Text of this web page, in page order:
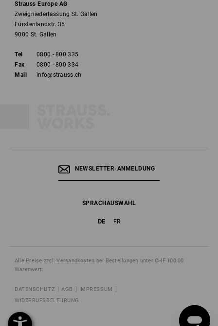
Strauss Europe AG
Zweigniederlassung St. Gallen
Fürstenlandstr. 35
9000 St. Gallen
Tel
0800 - 800 335
Fax
0800 - 800 334
Mail
info@strauss.ch
NEWSLETTER-ANMELDUNG
SPRACHAUSWAHL
DE FR
Alle Preise zzgl. Versandkosten bei Bestellungen unter CHF 100.00
Warenwert.
DATENSCHUTZ AGB
IMPRESSUM
WIDERRUFSBELEHRUNG